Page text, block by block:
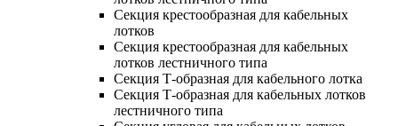
Секция крестообразная для кабельных
лотков
Секция крестообразная для кабельных
лотков лестничного типа
Секция Т-образная для кабельного лотка
Секция Т-образная для кабельных лотков
лестничного типа